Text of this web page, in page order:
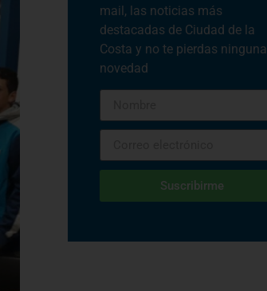
mail, las noticias más
destacadas de Ciudad de la
Costa y no te pierdas ninguna
novedad
Suscribirme